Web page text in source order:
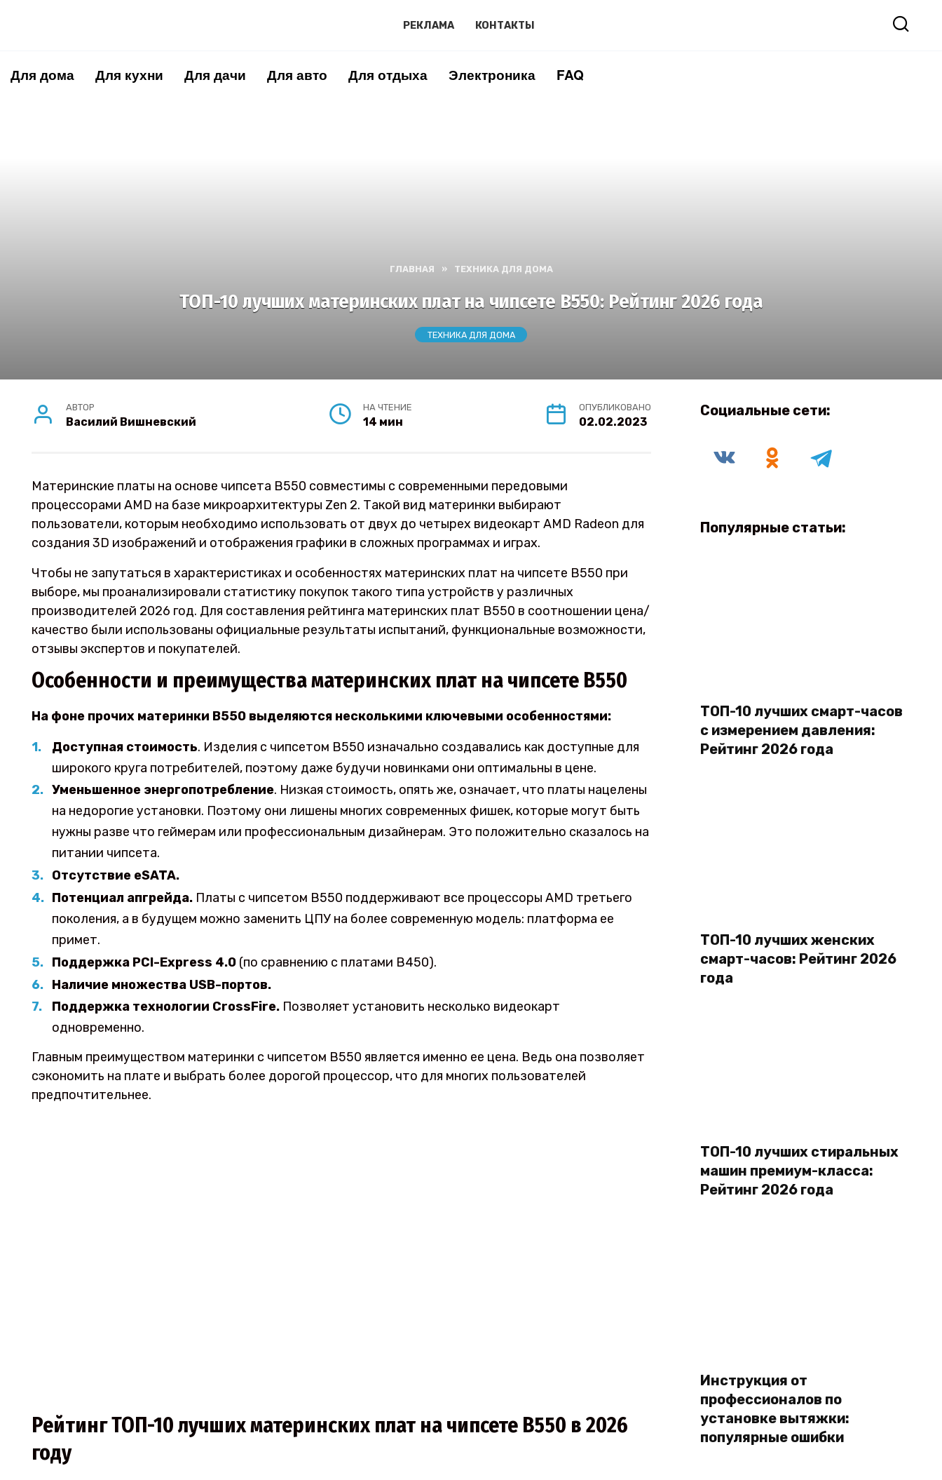
РЕКЛАМА КОНТАКТЫ
Для дома Для кухни Для дачи Для авто Для отдыха Электроника FAQ
ГЛАВНАЯ » ТЕХНИКА ДЛЯ ДОМА
ТОП-10 лучших материнских плат на чипсете B550: Рейтинг 2026 года
ТЕХНИКА ДЛЯ ДОМА
АВТОР
Василий Вишневский
НА ЧТЕНИЕ
14 мин
ОПУБЛИКОВАНО
02.02.2023
Материнские платы на основе чипсета B550 совместимы с современными передовыми
процессорами AMD на базе микроархитектуры Zen 2. Такой вид материнки выбирают
пользователи, которым необходимо использовать от двух до четырех видеокарт AMD Radeon для
создания 3D изображений и отображения графики в сложных программах и играх.
Чтобы не запутаться в характеристиках и особенностях материнских плат на чипсете B550 при
выборе, мы проанализировали статистику покупок такого типа устройств у различных
производителей 2026 год. Для составления рейтинга материнских плат В550 в соотношении цена/
качество были использованы официальные результаты испытаний, функциональные возможности,
отзывы экспертов и покупателей.
Особенности и преимущества материнских плат на чипсете В550
На фоне прочих материнки В550 выделяются несколькими ключевыми особенностями:
Доступная стоимость. Изделия с чипсетом В550 изначально создавались как доступные для
широкого круга потребителей, поэтому даже будучи новинками они оптимальны в цене.
Уменьшенное энергопотребление. Низкая стоимость, опять же, означает, что платы нацелены
на недорогие установки. Поэтому они лишены многих современных фишек, которые могут быть
нужны разве что геймерам или профессиональным дизайнерам. Это положительно сказалось на
питании чипсета.
Отсутствие eSATA.
Потенциал апгрейда.Платы с чипсетом В550 поддерживают все процессоры AMD третьего
поколения, а в будущем можно заменить ЦПУ на более современную модель: платформа ее
примет.
Поддержка PCI-Express 4.0(по сравнению с платами В450).
Наличие множества USB-портов.
Поддержка технологии CrossFire.Позволяет установить несколько видеокарт
одновременно.
Главным преимуществом материнки с чипсетом В550 является именно ее цена. Ведь она позволяет
сэкономить на плате и выбрать более дорогой процессор, что для многих пользователей
предпочтительнее.
Рейтинг ТОП-10 лучших материнских плат на чипсете B550 в 2026
году
Социальные сети:
Популярные статьи:
ТОП-10 лучших смарт-часов
с измерением давления:
Рейтинг 2026 года
ТОП-10 лучших женских
смарт-часов: Рейтинг 2026
года
ТОП-10 лучших стиральных
машин премиум-класса:
Рейтинг 2026 года
Инструкция от
профессионалов по
установке вытяжки:
популярные ошибки